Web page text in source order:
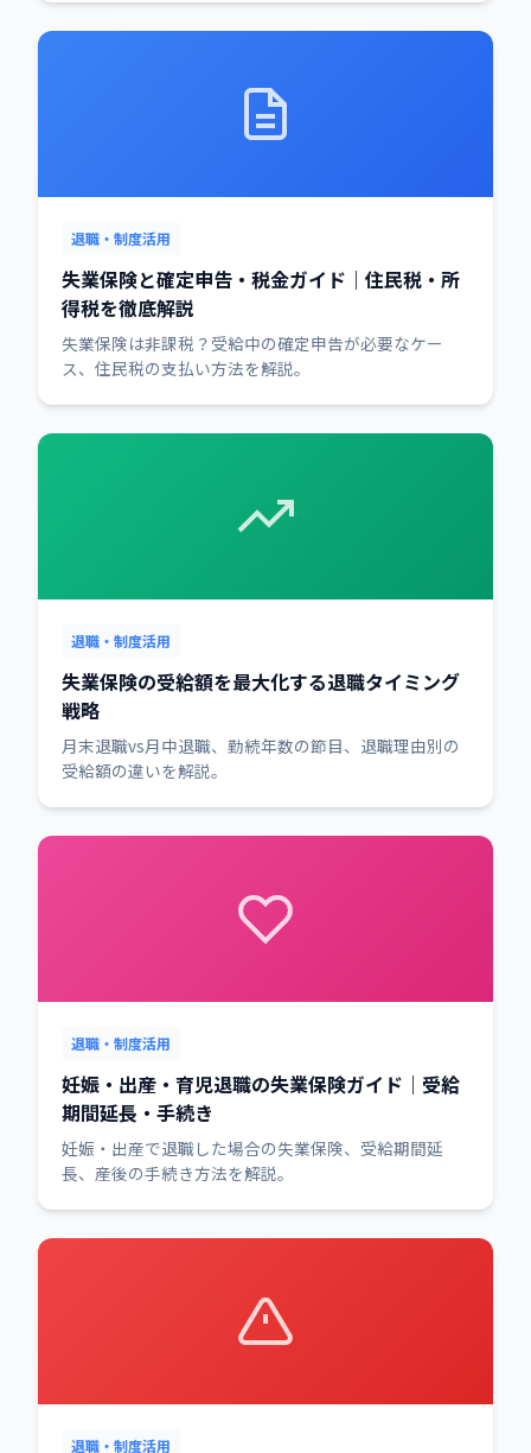
退職・制度活用
失業保険と確定申告・税金ガイド｜住民税・所
得税を徹底解説
失業保険は非課税？受給中の確定申告が必要なケー
ス、住民税の支払い方法を解説。
退職・制度活用
失業保険の受給額を最大化する退職タイミング
戦略
月末退職vs月中退職、勤続年数の節目、退職理由別の
受給額の違いを解説。
退職・制度活用
妊娠・出産・育児退職の失業保険ガイド｜受給
期間延長・手続き
妊娠・出産で退職した場合の失業保険、受給期間延
長、産後の手続き方法を解説。
退職・制度活用